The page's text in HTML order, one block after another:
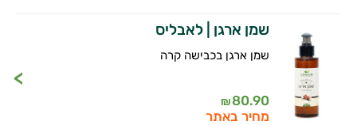
שמן ארגן | לאבליס
שמן ארגן בכבישה קרה
80.90
₪
מחיר באתר